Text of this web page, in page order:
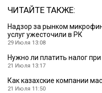
ЧИТАЙТЕ ТАКЖЕ:
Надзор за рынком
услуг ужесточили в РК
29 Июля 13:08
Нужно ли платить налог
21 Июля 13:17
Как казахские компании
21 Июля 11:50